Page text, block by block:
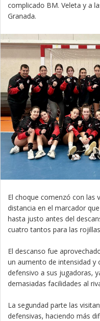
complicado BM. Veleta y a
Granada.
El choque comenzó con las
distancia en el marcador
hasta justo antes del
cuatro tantos para las
El descanso fue
un aumento de intensidad y
defensivo a sus jugadoras,
demasiadas facilidades al
La segundad parte las
defensivas, haciendo más